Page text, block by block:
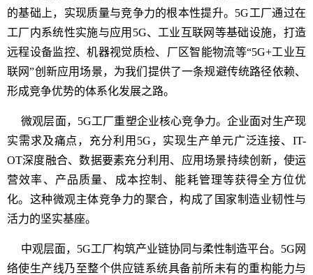
的基础上，实现质量与竞争力的根本性提升。5G工厂通过在
工厂内系统性实施与应用5G、工业互联网等基础设施，打造
远程设备监控、机器视觉质检、厂区智能物流等“5G+工业互
联网”创新应用场景，为我们提供了一条规避传统路径依赖、
形成竞争优势的体系化发展之路。
微观层面，5G工厂重塑企业核心竞争力。企业面对生产现
实需求及痛点，充分利用5G，实现生产单元广泛连接、IT-
OT深度融合、数据要素充分利用、应用场景持续创新，使运
营效率、产品质量、成本控制、能耗管理等获得全方位优
化。这种微观主体竞争力的聚合，构成了国家制造业韧性与
活力的坚实基座。
中观层面，5G工厂构筑产业链协同与柔性制造平台。5G网
络使生产线乃至整个供应链系统具备前所未有的重构能力与